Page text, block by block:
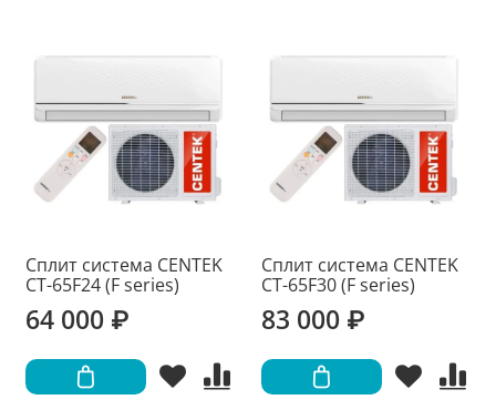
Сплит система CENTEK
CT-65F24 (F series)
64 000 ₽
Сплит система CENTEK
CT-65F30 (F series)
83 000 ₽